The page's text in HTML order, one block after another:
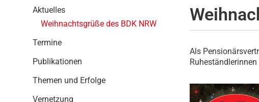
Als
Aktuelles
Weihnachtsgrüße des BDK NRW
Termine
Publikationen
Themen und Erfolge
Vernetzung